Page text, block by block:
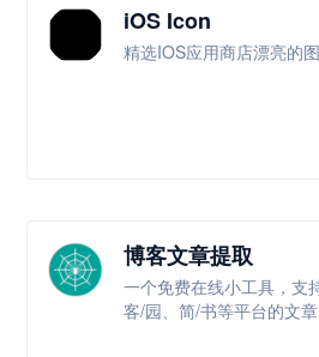
iOS Icon
精选IOS应用商店漂亮的
博客文章提取
一个免费在线小工具，支
客/园、简/书等平台的文章